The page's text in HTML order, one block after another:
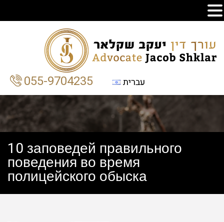
055-9704235 עברית
10 заповедей правильного
поведения во время
полицейского обыска